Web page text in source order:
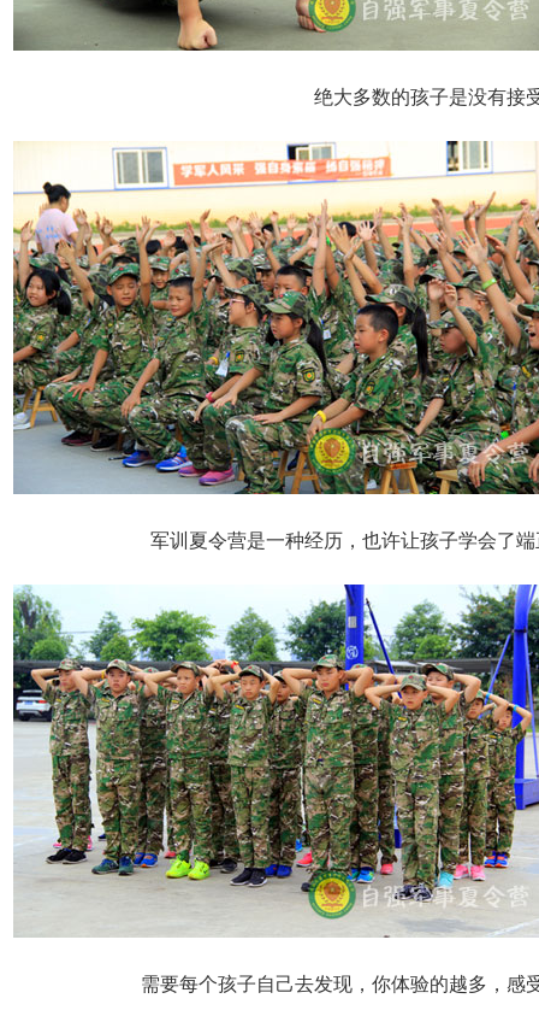
绝大多数的孩子是没有接
军训夏令营是一种经历，也许让孩子学会了
需要每个孩子自己去发现，你体验的越多，